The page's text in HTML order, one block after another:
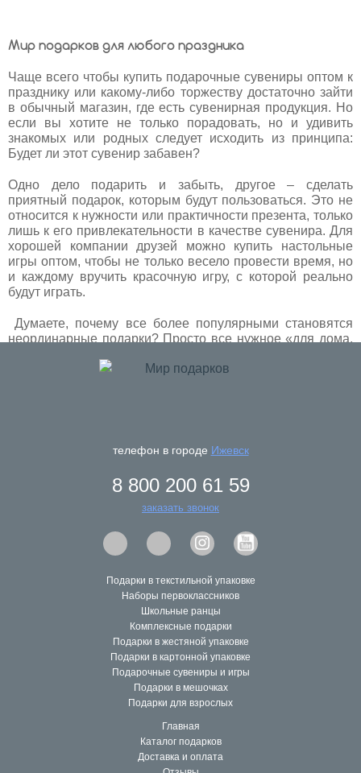
Мир подарков для любого праздника
Чаще всего чтобы купить подарочные сувениры оптом к
празднику или какому-либо торжеству достаточно зайти
в обычный магазин, где есть сувенирная продукция. Но
если вы хотите не только порадовать, но и удивить
знакомых или родных следует исходить из принципа:
Будет ли этот сувенир забавен?
Одно дело подарить и забыть, другое – сделать
приятный подарок, которым будут пользоваться. Это не
относится к нужности или практичности презента, только
лишь к его привлекательности в качестве сувенира. Для
хорошей компании друзей можно купить настольные
игры оптом, чтобы не только весело провести время, но
и каждому вручить красочную игру, с которой реально
будут играть.
Думаете, почему все более популярными становятся
неординарные подарки? Просто все нужное «для дома,
необходимые вещи уже есть. Аналогичная ситуация
подарков», где для детского праздника или в детское
учреждение легко купить настольные игры оптом, хотя у
нас есть вполне взрослые сувениры и игры.
Сувенир не должен просто пылиться на полке, он
можно купить подарочные сувениры оптом, и неважно,
что это будет – кружки или наборы для нанесения
штучки или формы для создания леденцов. Гораздо
важнее, будут ли потом этим сувениром пользоваться, а
изделия в нашем магазине полезны, просты и
телефон в городе Ижевск
8 800 200 61 59
заказать звонок
Подарки в текстильной упаковке
Наборы первоклассников
Школьные ранцы
Комплексные подарки
Подарки в жестяной упаковке
Подарки в картонной упаковке
Подарочные сувениры и игры
Подарки в мешочках
Подарки для взрослых
Главная
Каталог подарков
Доставка и оплата